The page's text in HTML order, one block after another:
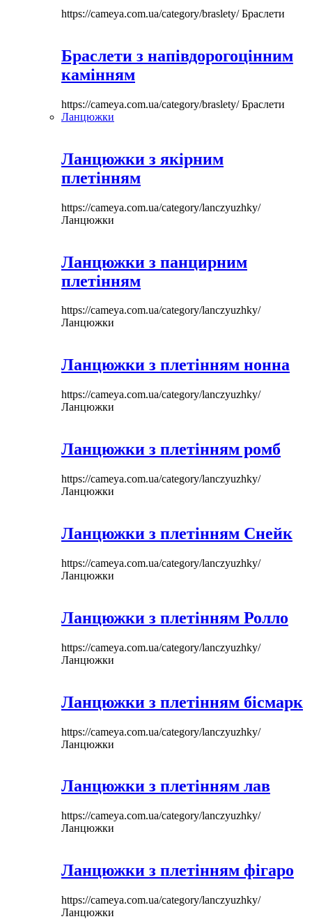
https://cameya.com.ua/category/braslety/Браслети
Браслети з напівдорогоцінним
камінням
https://cameya.com.ua/category/braslety/Браслети
Ланцюжки
Ланцюжки з якірним
плетінням
https://cameya.com.ua/category/lanczyuzhky/
Ланцюжки
Ланцюжки з панцирним
плетінням
https://cameya.com.ua/category/lanczyuzhky/
Ланцюжки
Ланцюжки з плетінням нонна
https://cameya.com.ua/category/lanczyuzhky/
Ланцюжки
Ланцюжки з плетінням ромб
https://cameya.com.ua/category/lanczyuzhky/
Ланцюжки
Ланцюжки з плетінням Снейк
https://cameya.com.ua/category/lanczyuzhky/
Ланцюжки
Ланцюжки з плетінням Ролло
https://cameya.com.ua/category/lanczyuzhky/
Ланцюжки
Ланцюжки з плетінням бісмарк
https://cameya.com.ua/category/lanczyuzhky/
Ланцюжки
Ланцюжки з плетінням лав
https://cameya.com.ua/category/lanczyuzhky/
Ланцюжки
Ланцюжки з плетінням фігаро
https://cameya.com.ua/category/lanczyuzhky/
Ланцюжки